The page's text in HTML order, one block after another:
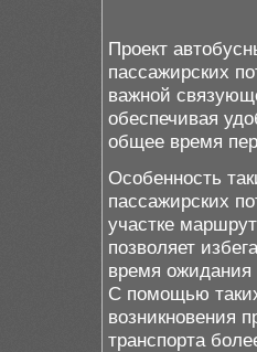
Проект
пассажирских
важной
обеспечивая
общее время
Особенность
пассажирских
участке
позволяет
время ожидания
С помощью
возникновения
транспорта